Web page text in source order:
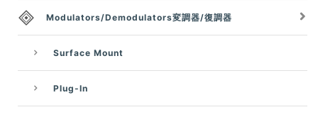
Modulators/Demodulators変調器/復調器
Surface Mount
Plug-In